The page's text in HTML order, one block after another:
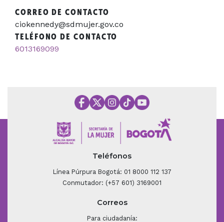
CORREO DE CONTACTO
ciokennedy@sdmujer.gov.co
TELÉFONO DE CONTACTO
6013169099
Teléfonos
Línea Púrpura Bogotá: 01 8000 112 137
Conmutador: (+57 601) 3169001
Correos
Para ciudadanía: